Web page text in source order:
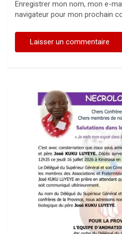
Enregistrer mon nom, mon e-
navigateur pour mon prochain